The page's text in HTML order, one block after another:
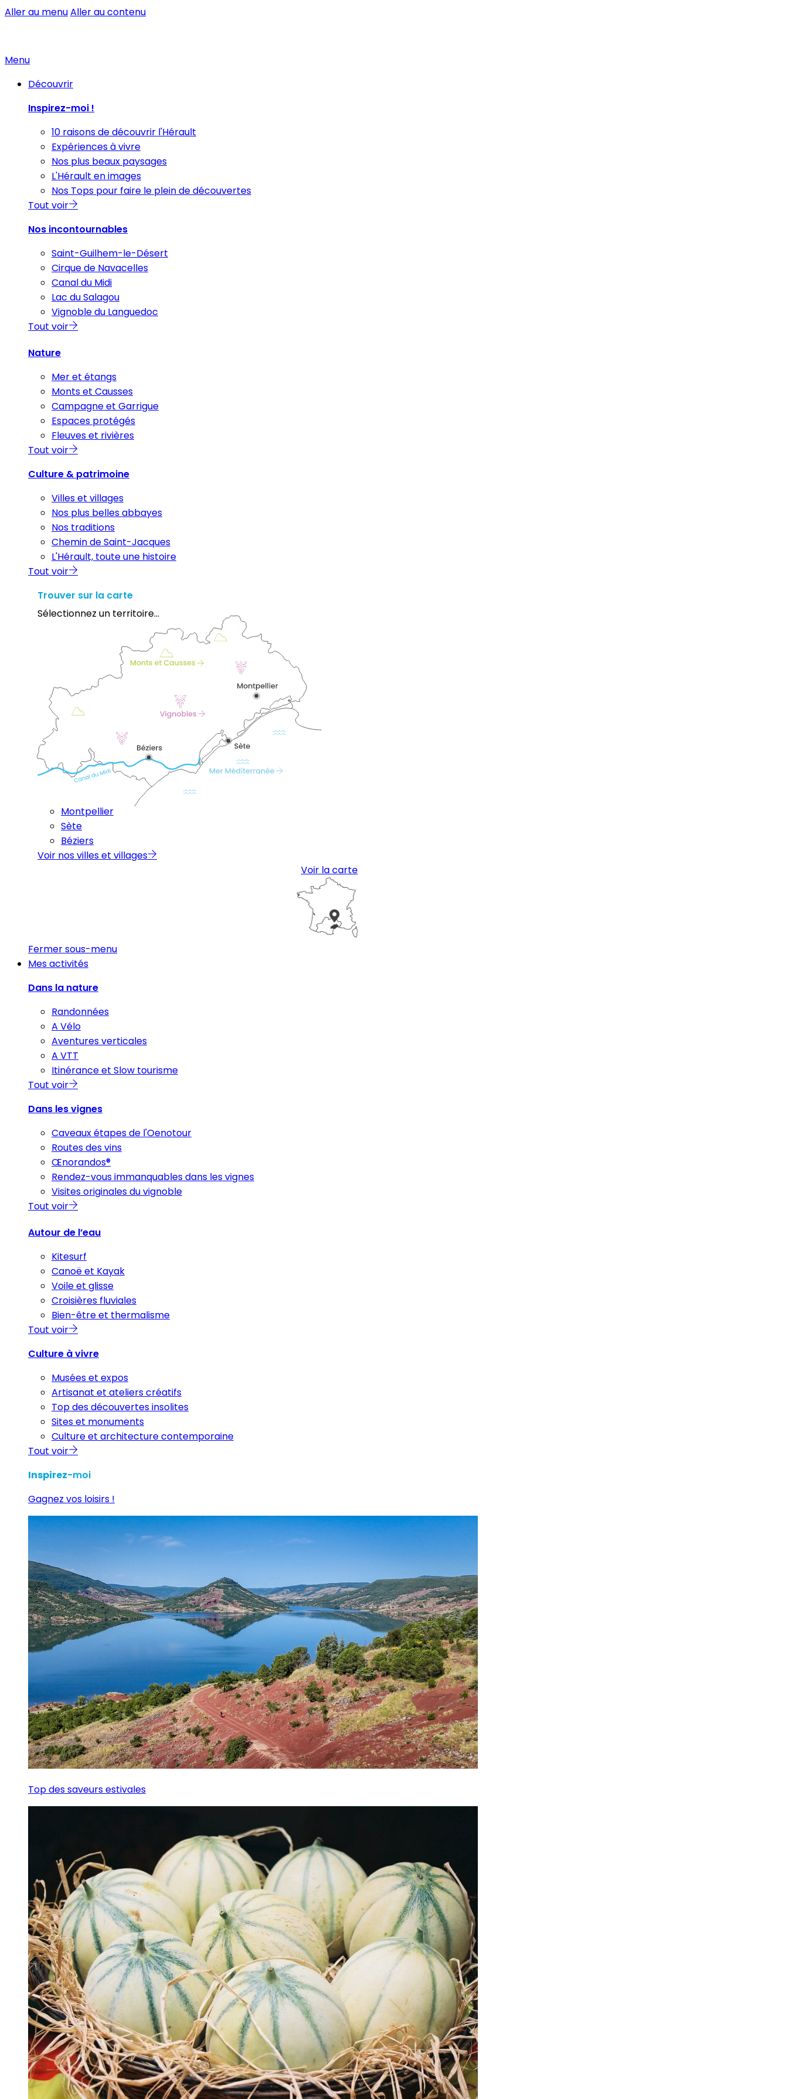
Aller au menuAller au contenu
Menu
Découvrir
Inspirez-moi !
10 raisons de découvrir l'Hérault
Expériences à vivre
Nos plus beaux paysages
L'Hérault en images
Nos Tops pour faire le plein de découvertes
Tout voir
Nos incontournables
Saint-Guilhem-le-Désert
Cirque de Navacelles
Canal du Midi
Lac du Salagou
Vignoble du Languedoc
Tout voir
Nature
Mer et étangs
Monts et Causses
Campagne et Garrigue
Espaces protégés
Fleuves et rivières
Tout voir
Culture & patrimoine
Villes et villages
Nos plus belles abbayes
Nos traditions
Chemin de Saint-Jacques
L'Hérault, toute une histoire
Tout voir
Trouver sur la carte
Sélectionnez un territoire...
Montpellier
Sète
Béziers
Voir nos villes et villages
Voir la carte
Fermer sous-menu
Mes activités
Dans la nature
Randonnées
A Vélo
Aventures verticales
A VTT
Itinérance et Slow tourisme
Tout voir
Dans les vignes
Caveaux étapes de l'Oenotour
Routes des vins
Œnorandos®
Rendez-vous immanquables dans les vignes
Visites originales du vignoble
Tout voir
Autour de l’eau
Kitesurf
Canoë et Kayak
Voile et glisse
Croisières fluviales
Bien-être et thermalisme
Tout voir
Culture à vivre
Musées et expos
Artisanat et ateliers créatifs
Top des découvertes insolites
Sites et monuments
Culture et architecture contemporaine
Tout voir
Inspirez-moi
Gagnez vos loisirs !
Top des saveurs estivales